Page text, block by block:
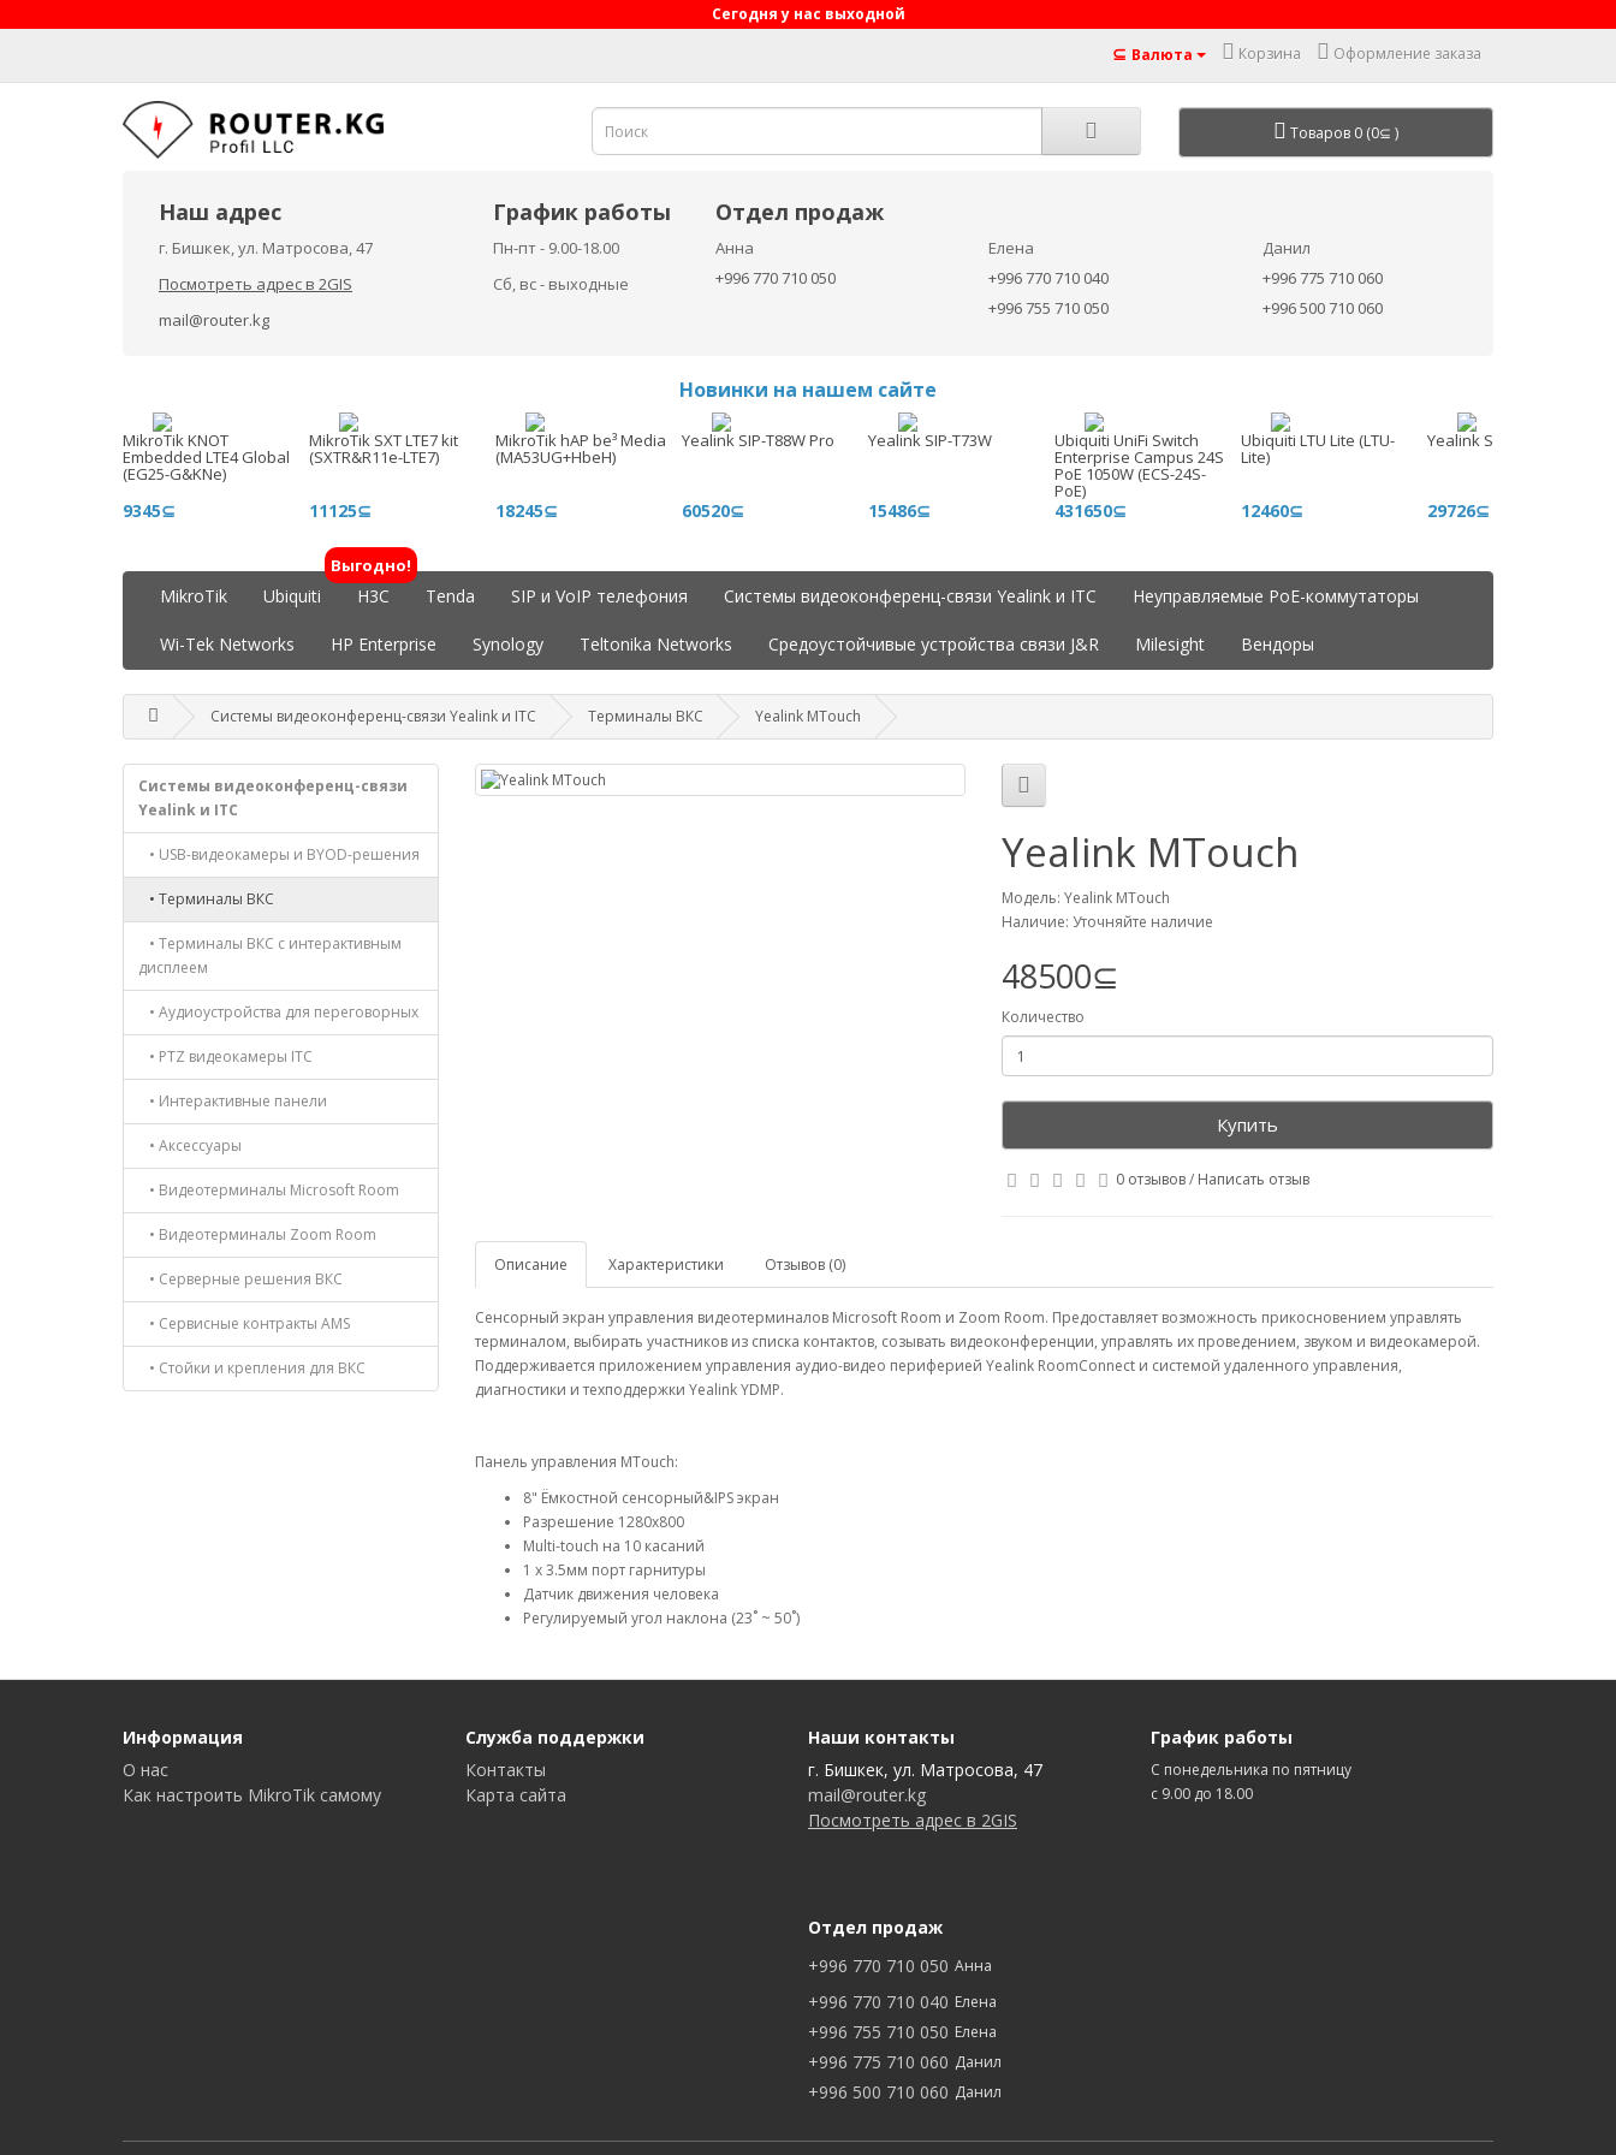
Сегодня у нас выходной
⊆ Валюта Корзина Оформление заказа
Товаров 0 (0⊆ )
Наш адрес
г. Бишкек, ул. Матросова, 47
Посмотреть адрес в 2GIS
mail@router.kg
График работы
Пн-пт - 9.00-18.00
Сб, вс - выходные
Отдел продаж
Анна
+996 770 710 050
Елена
+996 770 710 040
+996 755 710 050
Данил
+996 775 710 060
+996 500 710 060
Новинки на нашем сайте
MikroTik KNOT
Embedded LTE4 Global
(EG25-G&KNe)
9345⊆
MikroTik SXT LTE7 kit
(SXTR&R11e-LTE7)
11125⊆
MikroTik hAP be³ Media
(MA53UG+HbeH)
18245⊆
Yealink SIP-T88W Pro
60520⊆
Yealink SIP-T73W
15486⊆
Ubiquiti UniFi Switch
Enterprise Campus 24S
PoE 1050W (ECS-24S-
PoE)
431650⊆
Ubiquiti LTU Lite (LTU-
Lite)
12460⊆
Yealink SIP-T77U
29726⊆
MikroTik Ubiquiti
Выгодно!
H3C Tenda SIP и VoIP телефония Системы видеоконференц-связи Yealink и ITC Неуправляемые PoE-коммутаторы
Wi-Tek Networks HP Enterprise Synology Teltonika Networks Средоустойчивые устройства связи J&R Milesight Вендоры
Системы видеоконференц-связи Yealink и ITC Терминалы ВКС Yealink MTouch
Системы видеоконференц-связи
Yealink и ITC
• USB-видеокамеры и BYOD-решения
• Терминалы ВКС
• Терминалы ВКС с интерактивным
дисплеем
• Аудиоустройства для переговорных
• PTZ видеокамеры ITC
• Интерактивные панели
• Аксессуары
• Видеотерминалы Microsoft Room
• Видеотерминалы Zoom Room
• Серверные решения ВКС
• Сервисные контракты AMS
• Стойки и крепления для ВКС
Yealink MTouch
Модель: Yealink MTouch
Наличие: Уточняйте наличие
48500⊆
Количество
Купить
0 отзывов/ Написать отзыв
Описание Характеристики Отзывов (0)
Сенсорный экран управления видеотерминалов Microsoft Room и Zoom Room. Предоставляет возможность прикосновением управлять
терминалом, выбирать участников из списка контактов, созывать видеоконференции, управлять их проведением, звуком и видеокамерой.
Поддерживается приложением управления аудио-видео периферией Yealink RoomConnect и системой удаленного управления,
диагностики и техподдержки Yealink YDMP.
Панель управления MTouch:
8" Ёмкостной сенсорный&IPS экран
Разрешение 1280х800
Multi-touch на 10 касаний
1 х 3.5мм порт гарнитуры
Датчик движения человека
Регулируемый угол наклона (23˚ ~ 50˚)
Информация
О нас
Как настроить MikroTik самому
Служба поддержки
Контакты
Карта сайта
Наши контакты
г. Бишкек, ул. Матросова, 47
mail@router.kg
Посмотреть адрес в 2GIS
Отдел продаж
+996 770 710 050 Анна
+996 770 710 040 Елена
+996 755 710 050 Елена
+996 775 710 060 Данил
+996 500 710 060 Данил
График работы
С понедельника по пятницу
с 9.00 до 18.00